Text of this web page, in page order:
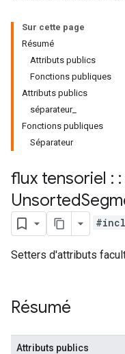
Sur cette page
Résumé
Attributs publics
Fonctions publiques
Attributs publics
séparateur_
Fonctions publiques
Séparateur
flux tensoriel :
Unsorted
Setters d'attributs
Résumé
Attributs publics